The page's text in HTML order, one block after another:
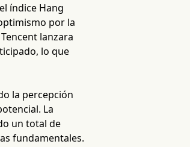
índice Hang
por la
lanzara
lo que
la percepción
La
un total de
fundamentales.